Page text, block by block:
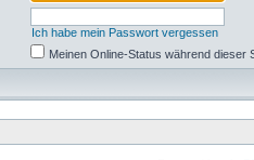
Ich habe mein Passwort vergessen
Meinen Online-Status während dieser